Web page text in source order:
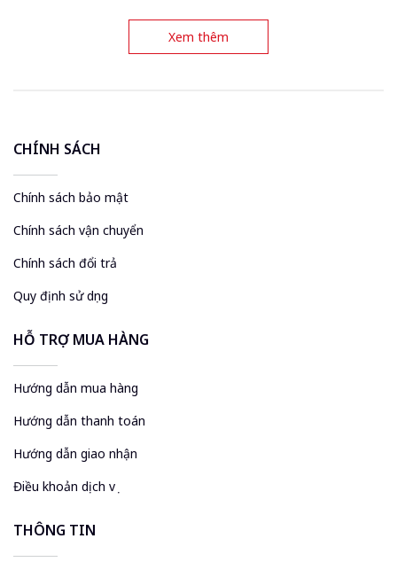
Xem thêm
CHÍNH SÁCH
Chính sách bảo mật
Chính sách vận chuyển
Chính sách đổi trả
Quy định sử dụng
HỖ TRỢ MUA HÀNG
Hướng dẫn mua hàng
Hướng dẫn thanh toán
Hướng dẫn giao nhận
Điều khoản dịch vụ
THÔNG TIN